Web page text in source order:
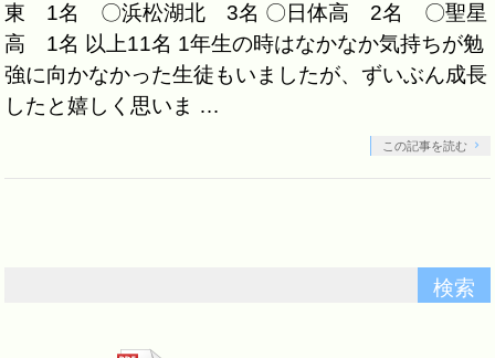
東 1名 〇浜松湖北 3名 〇日体高 2名 〇聖星
高 1名 以上11名 1年生の時はなかなか気持ちが勉
強に向かなかった生徒もいましたが、ずいぶん成長
したと嬉しく思いま …
この記事を読む